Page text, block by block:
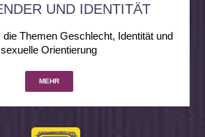
UND IDENTITÄT
die Themen Geschlecht, Identität und
sexuelle Orientierung
MEHR